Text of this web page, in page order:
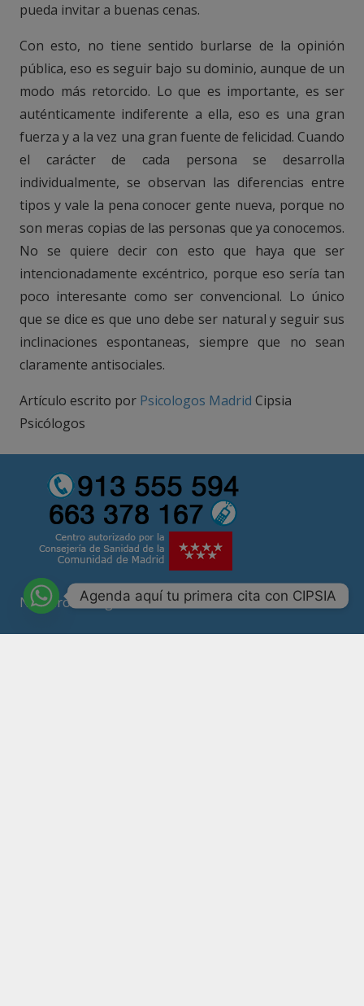
pueda invitar a buenas cenas.
Con esto, no tiene sentido burlarse de la opinión
pública, eso es seguir bajo su dominio, aunque de un
modo más retorcido. Lo que es importante, es ser
auténticamente indiferente a ella, eso es una gran
fuerza y a la vez una gran fuente de felicidad. Cuando
el carácter de cada persona se desarrolla
individualmente, se observan las diferencias entre
tipos y vale la pena conocer gente nueva, porque no
son meras copias de las personas que ya conocemos.
No se quiere decir con esto que haya que ser
intencionadamente excéntrico, porque eso sería tan
poco interesante como ser convencional. Lo único
que se dice es que uno debe ser natural y seguir sus
inclinaciones espontaneas, siempre que no sean
claramente antisociales.
Artículo escrito por Psicologos Madrid Cipsia
Psicólogos
Número de registro CS11161
Agenda aquí tu primera cita con CIPSIA